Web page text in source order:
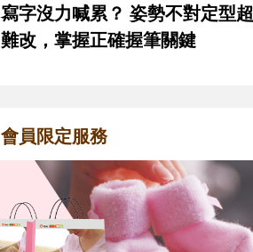
寫字沒力喊累？ 姿勢不對定型超
難改，掌握正確握筆關鍵
會員限定服務